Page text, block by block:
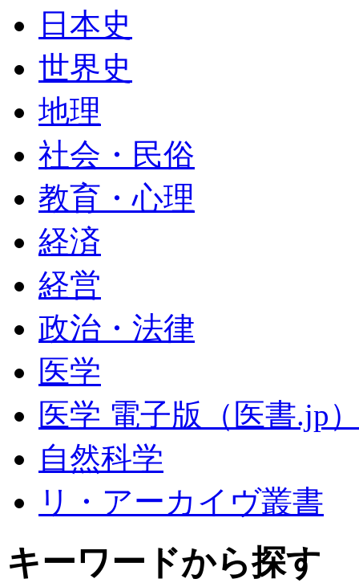
日本史
世界史
地理
社会・民俗
教育・心理
経済
経営
政治・法律
医学
医学 電子版（医書.jp
自然科学
リ・アーカイヴ叢書
キーワードから探す